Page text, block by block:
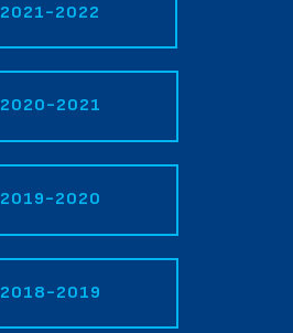
2021-2022
2020-2021
2019-2020
2018-2019